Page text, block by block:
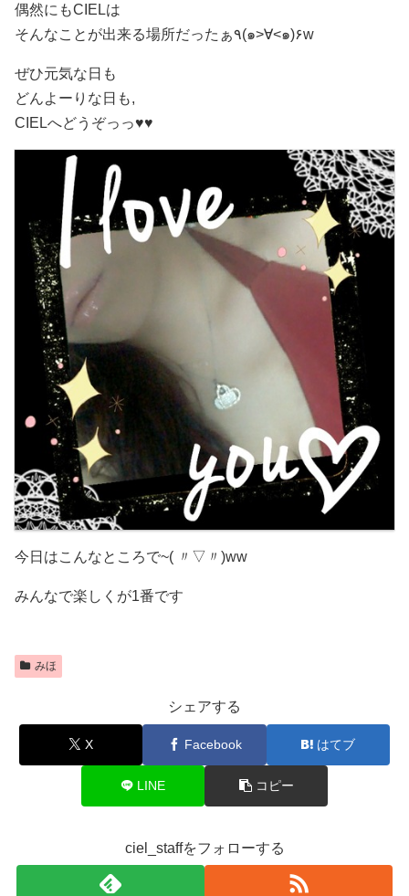
偶然にもCIELは
そんなことが出来る場所だったぁ٩(๑>∀<๑)۶w
ぜひ元気な日も
どんよーりな日も,
CIELへどうぞっっ♥️♥️
今日はこんなところで~( 〃▽〃)ww
みんなで楽しくが1番です
みほ
シェアする
X Facebook はてブ
LINE コピー
ciel_staffをフォローする